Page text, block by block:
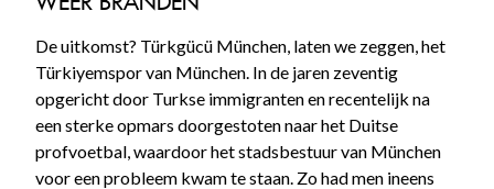
De uitkomst? Türkgücü München, laten we zeggen, het
Türkiyemspor van München. In de jaren zeventig
opgericht door Turkse immigranten en recentelijk na
een sterke opmars doorgestoten naar het Duitse
profvoetbal, waardoor het stadsbestuur van München
voor een probleem kwam te staan. Zo had men ineens